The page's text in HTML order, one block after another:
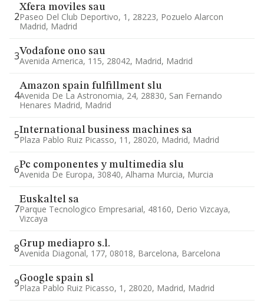
2
Xfera moviles sau
Paseo Del Club Deportivo, 1, 28223, Pozuelo Alarcon
Madrid, Madrid
3Vodafone ono sau
Avenida America, 115, 28042, Madrid, Madrid
4
Amazon spain fulfillment slu
Avenida De La Astronomia, 24, 28830, San Fernando
Henares Madrid, Madrid
5International business machines sa
Plaza Pablo Ruiz Picasso, 11, 28020, Madrid, Madrid
6Pc componentes y multimedia slu
Avenida De Europa, 30840, Alhama Murcia, Murcia
7
Euskaltel sa
Parque Tecnologico Empresarial, 48160, Derio Vizcaya,
Vizcaya
8Grup mediapro s.l.
Avenida Diagonal, 177, 08018, Barcelona, Barcelona
9Google spain sl
Plaza Pablo Ruiz Picasso, 1, 28020, Madrid, Madrid